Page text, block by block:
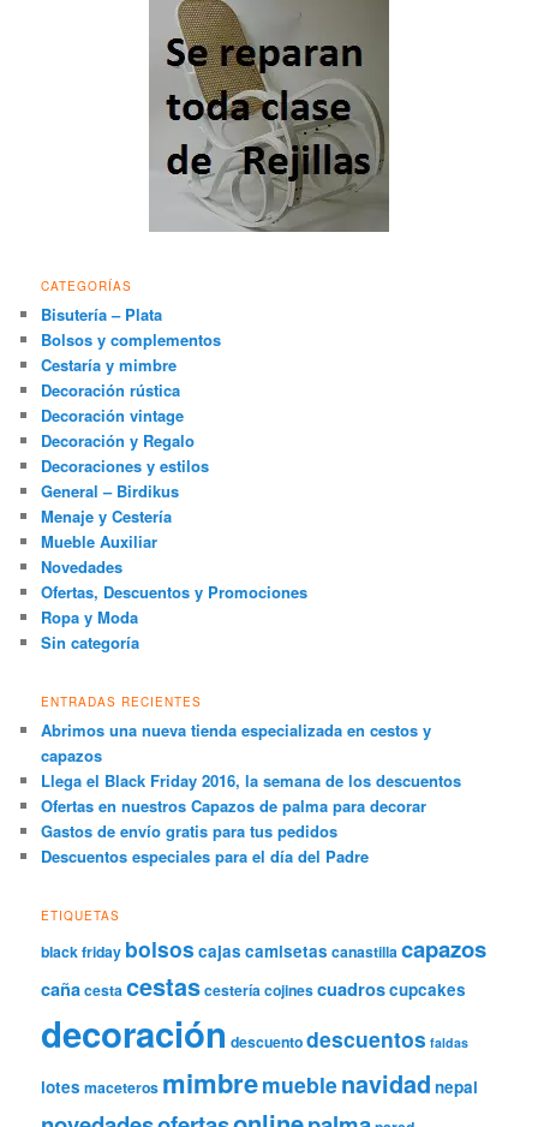
CATEGORÍAS
Bisutería – Plata
Bolsos y complementos
Cestaría y mimbre
Decoración rústica
Decoración vintage
Decoración y Regalo
Decoraciones y estilos
General – Birdikus
Menaje y Cestería
Mueble Auxiliar
Novedades
Ofertas, Descuentos y Promociones
Ropa y Moda
Sin categoría
ENTRADAS RECIENTES
Abrimos una nueva tienda especializada en cestos y
capazos
Llega el Black Friday 2016, la semana de los descuentos
Ofertas en nuestros Capazos de palma para decorar
Gastos de envío gratis para tus pedidos
Descuentos especiales para el día del Padre
ETIQUETAS
black friday bolsos cajas camisetas canastillacapazos
cañacestacestascesteríacojinescuadroscupcakes
decoración descuentodescuentos faldas
lotes maceteros mimbremueblenavidad nepal